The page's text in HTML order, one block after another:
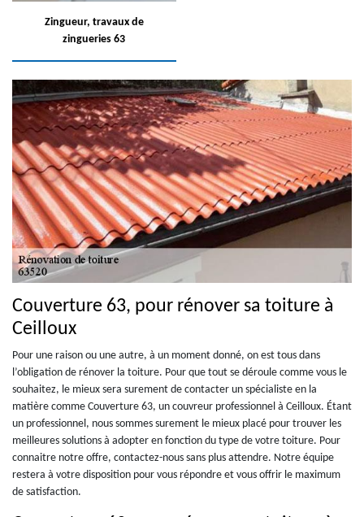
Zingueur, travaux de
zingueries 63
Couverture 63, pour rénover sa toiture à
Ceilloux
Pour une raison ou une autre, à un moment donné, on est tous dans
l’obligation de rénover la toiture. Pour que tout se déroule comme vous le
souhaitez, le mieux sera surement de contacter un spécialiste en la
matière comme Couverture 63, un couvreur professionnel à Ceilloux. Étant
un professionnel, nous sommes surement le mieux placé pour trouver les
meilleures solutions à adopter en fonction du type de votre toiture. Pour
connaitre notre offre, contactez-nous sans plus attendre. Notre équipe
restera à votre disposition pour vous répondre et vous offrir le maximum
de satisfaction.